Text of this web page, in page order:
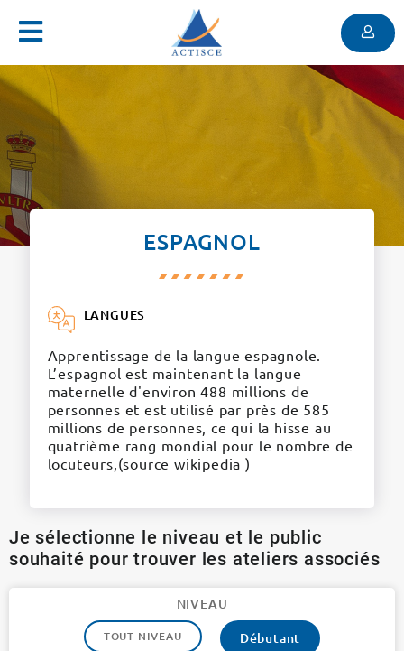
Menu
ESPAGNOL
LANGUES
Apprentissage de la langue espagnole.
L’espagnol est maintenant la langue
maternelle d'environ 488 millions de
personnes et est utilisé par près de 585
millions de personnes, ce qui la hisse au
quatrième rang mondial pour le nombre de
locuteurs,(source wikipedia )
Je sélectionne le niveau et le public
souhaité pour trouver les ateliers associés
NIVEAU
TOUT NIVEAU Débutant